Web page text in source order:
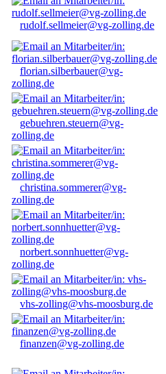
rudolf.sellmeier@vg-zolling.de
florian.silberbauer@vg-
zolling.de
gebuehren.steuern@vg-
zolling.de
christina.sommerer@vg-
zolling.de
norbert.sonnhuetter@vg-
zolling.de
vhs-zolling@vhs-moosburg.de
finanzen@vg-zolling.de